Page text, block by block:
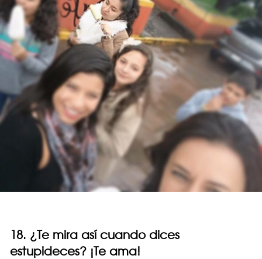
18. ¿Te mira así cuando dices
estupideces? ¡Te ama!